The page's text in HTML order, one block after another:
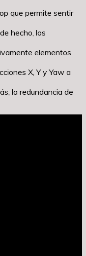
que permite sentir
hecho, los
elementos
X, Y y Yaw a
la redundancia de